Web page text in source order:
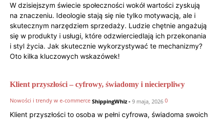
W dzisiejszym świecie społeczności wokół wartości zyskują
na znaczeniu. Ideologie stają się nie tylko motywacją, ale i
skutecznym narzędziem sprzedaży. Ludzie chętnie angażują
się w produkty i usługi, które odzwierciedlają ich przekonania
i styl życia. Jak skutecznie wykorzystywać te mechanizmy?
Oto kilka kluczowych wskazówek!
Klient przyszłości – cyfrowy, świadomy i niecierpliwy
Nowości i trendy w e-commerce ShippingWhiz - 9 maja, 2026 0
Klient przyszłości to osoba w pełni cyfrowa, świadoma swoich